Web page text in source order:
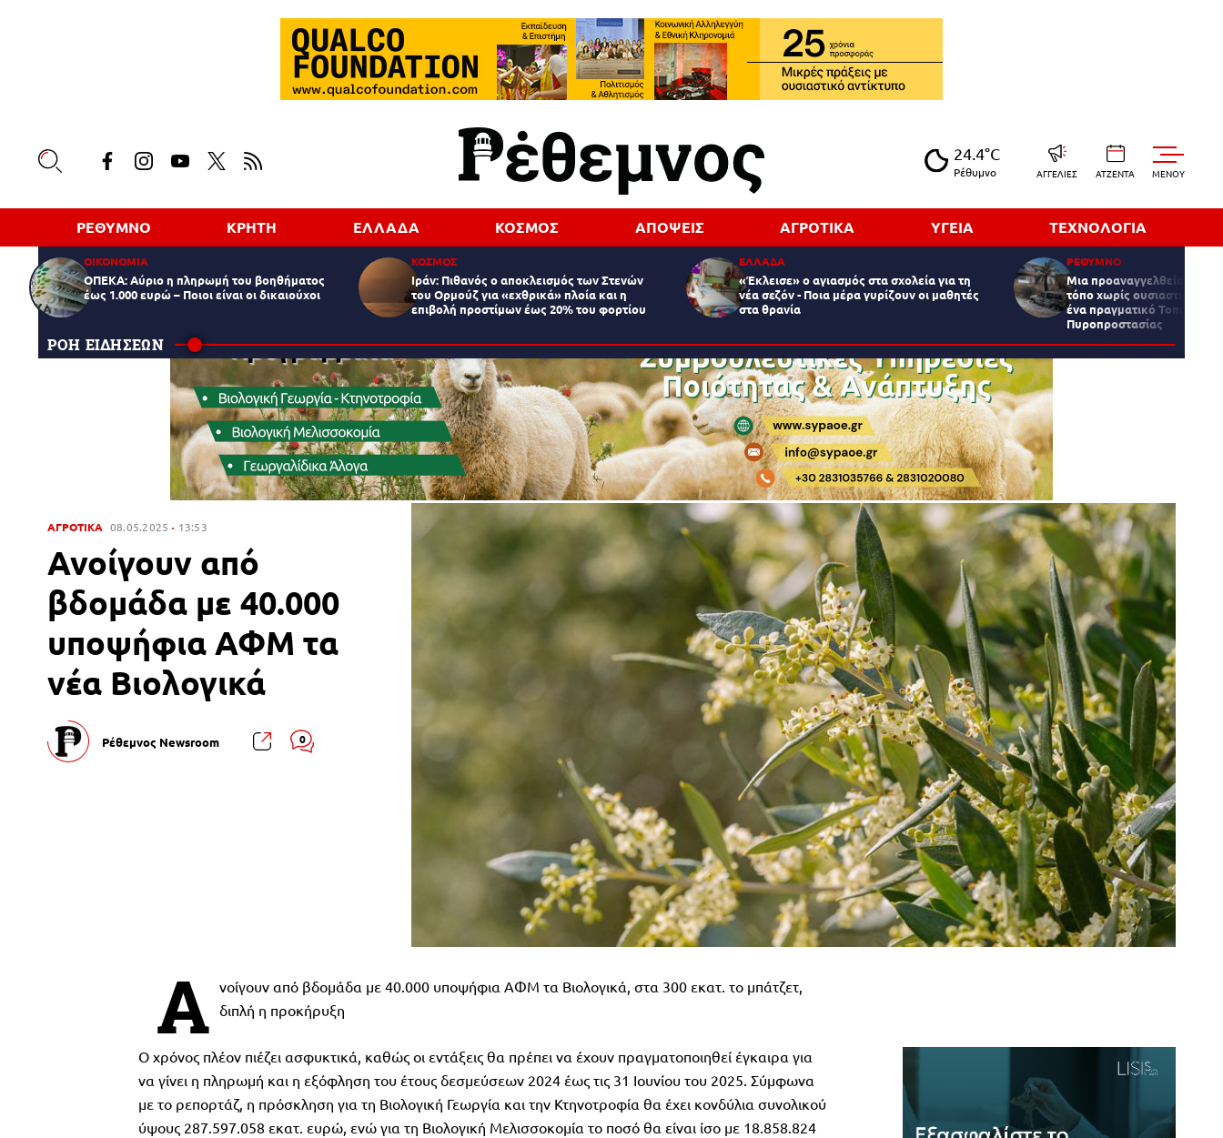
24.4°C
Ρέθυμνο ΑΓΓΕΛΙΕΣ ΑΤΖΕΝΤΑ
ΡΕΘΥΜΝΟ ΚΡΗΤΗ ΕΛΛΑΔΑ ΚΟΣΜΟΣ ΑΠΟΨΕΙΣ ΑΓΡΟΤΙΚΑ ΥΓΕΙΑ ΤΕΧΝΟΛΟΓΙΑ
ΟΙΚΟΝΟΜΙΑ
ΟΠΕΚΑ: Αύριο η πληρωμή του βοηθήματος
έως 1.000 ευρώ – Ποιοι είναι οι δικαιούχοι
ΚΟΣΜΟΣ
Ιράν: Πιθανός ο αποκλεισμός των Στενών
του Ορμούζ για «εχθρικά» πλοία και η
επιβολή προστίμων έως 20% του φορτίου
ΕΛΛΑΔΑ
«Έκλεισε» ο αγιασμός στα σχολεία για τη
νέα σεζόν - Ποια μέρα γυρίζουν οι μαθητές
στα θρανία
ΡΕΘΥΜΝΟ
Μια προαναγγελθείσα
τόπο χωρίς ουσιαστική
ένα πραγματικό Τοπικό
Πυροπροστασίας
ΡΟΗ ΕΙΔΗΣΕΩΝ
MENOY
ΑΓΡΟΤΙΚΑ 08.05.2025 13:53
Ανοίγουν από
βδομάδα με 40.000
υποψήφια ΑΦΜ τα
νέα Βιολογικά
Ρέθεμνος Newsroom 0
Α νοίγουν από βδομάδα με 40.000 υποψήφια ΑΦΜ τα Βιολογικά, στα 300 εκατ. το μπάτζετ,
διπλή η προκήρυξη
Ο χρόνος πλέον πιέζει ασφυκτικά, καθώς οι εντάξεις θα πρέπει να έχουν πραγματοποιηθεί έγκαιρα για
να γίνει η πληρωμή και η εξόφληση του έτους δεσμεύσεων 2024 έως τις 31 Ιουνίου του 2025. Σύμφωνα
με το ρεπορτάζ, η πρόσκληση για τη Βιολογική Γεωργία και την Κτηνοτροφία θα έχει κονδύλια συνολικού
ύψους 287.597.058 εκατ. ευρώ, ενώ για τη Βιολογική Μελισσοκομία το ποσό θα είναι ίσο με 18.858.824